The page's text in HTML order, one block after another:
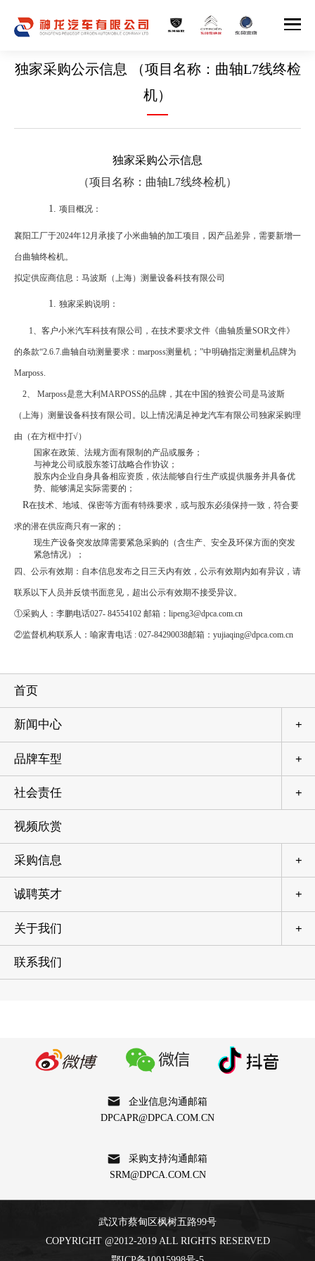
独家采购公示信息 （项目名称：曲轴L7线终检
机）
独家采购公示信息
（项目名称：曲轴L7线终检机）
项目概况：
襄阳工厂于2024年12月承接了小米曲轴的加工项目，因产品差异，需要新增一
台曲轴终检机。
拟定供应商信息：马波斯（上海）测量设备科技有限公司
独家采购说明：
1、客户小米汽车科技有限公司，在技术要求文件《曲轴质量SOR文件》
的条款“2.6.7.曲轴自动测量要求： marposs测量机；”中明确指定测量机品牌为
Marposs.
2、 Marposs是意大利 MARPOSS的品牌，其在中国的独资公司是马波斯
（上海）测量设备科技有限公司。以上情况满足神龙汽车有限公司独家采购理
由（在方框中打√）
国家在政策、法规方面有限制的产品或服务；
与神龙公司或股东签订战略合作协议；
股东内企业自身具备相应资质，依法能够自行生产或提供服务并具备优
势、能够满足实际需要的；
R在技术、地域、保密等方面有特殊要求，或与股东必须保持一致，符合要
求的潜在供应商只有一家的；
现生产设备突发故障需要紧急采购的（含生产、安全及环保方面的突发
紧急情况）；
四、公示有效期：自本信息发布之日三天内有效，公示有效期内如有异议，请
联系以下人员并反馈书面意见，超出公示有效期不接受异议。
①采购人：李鹏电话027- 84554102 邮箱： lipeng3@dpca.com.cn
②监督机构联系人：喻家青电话 : 027-84290038邮箱： yujiaqing@dpca.com.cn
首页
+
新闻中心
+
品牌车型
+
社会责任
视频欣赏
+
采购信息
+
诚聘英才
+
关于我们
联系我们
企业信息沟通邮箱
DPCAPR@DPCA.COM.CN
采购支持沟通邮箱
SRM@DPCA.COM.CN
武汉市蔡甸区枫树五路99号
COPYRIGHT @2012-2019 ALL RIGHTS RESERVED